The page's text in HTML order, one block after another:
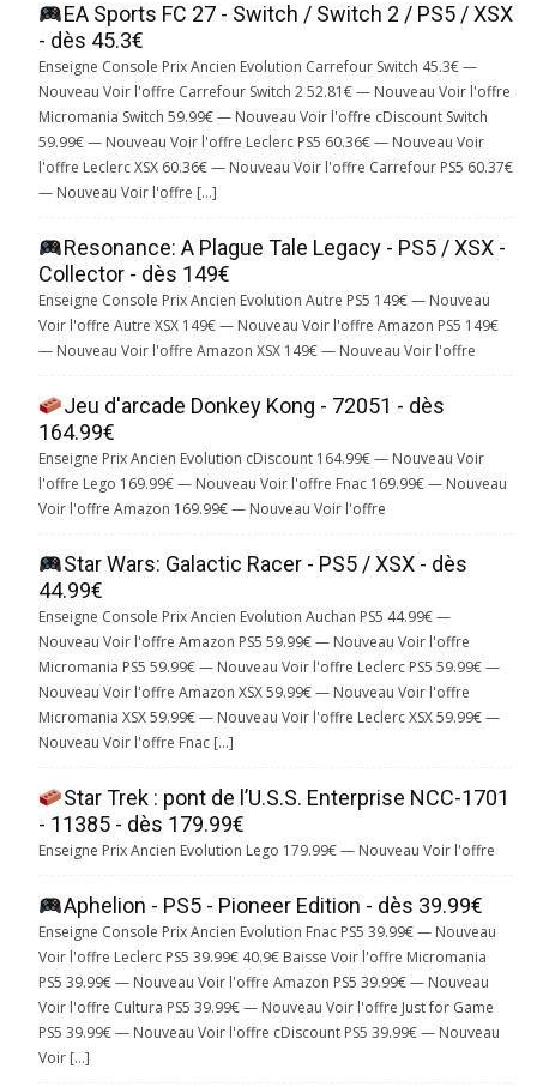
EA Sports FC 27 - Switch / Switch 2 / PS5 / XSX
- dès 45.3€
Enseigne Console Prix Ancien Evolution Carrefour Switch 45.3€ —
Nouveau Voir l'offre Carrefour Switch 2 52.81€ — Nouveau Voir l'offre
Micromania Switch 59.99€ — Nouveau Voir l'offre cDiscount Switch
59.99€ — Nouveau Voir l'offre Leclerc PS5 60.36€ — Nouveau Voir
l'offre Leclerc XSX 60.36€ — Nouveau Voir l'offre Carrefour PS5 60.37€
— Nouveau Voir l'offre […]
Resonance: A Plague Tale Legacy - PS5 / XSX -
Collector - dès 149€
Enseigne Console Prix Ancien Evolution Autre PS5 149€ — Nouveau
Voir l'offre Autre XSX 149€ — Nouveau Voir l'offre Amazon PS5 149€
— Nouveau Voir l'offre Amazon XSX 149€ — Nouveau Voir l'offre
Jeu d'arcade Donkey Kong - 72051 - dès
164.99€
Enseigne Prix Ancien Evolution cDiscount 164.99€ — Nouveau Voir
l'offre Lego 169.99€ — Nouveau Voir l'offre Fnac 169.99€ — Nouveau
Voir l'offre Amazon 169.99€ — Nouveau Voir l'offre
Star Wars: Galactic Racer - PS5 / XSX - dès
44.99€
Enseigne Console Prix Ancien Evolution Auchan PS5 44.99€ —
Nouveau Voir l'offre Amazon PS5 59.99€ — Nouveau Voir l'offre
Micromania PS5 59.99€ — Nouveau Voir l'offre Leclerc PS5 59.99€ —
Nouveau Voir l'offre Amazon XSX 59.99€ — Nouveau Voir l'offre
Micromania XSX 59.99€ — Nouveau Voir l'offre Leclerc XSX 59.99€ —
Nouveau Voir l'offre Fnac […]
Star Trek : pont de l’U.S.S. Enterprise NCC-1701
- 11385 - dès 179.99€
Enseigne Prix Ancien Evolution Lego 179.99€ — Nouveau Voir l'offre
Aphelion - PS5 - Pioneer Edition - dès 39.99€
Enseigne Console Prix Ancien Evolution Fnac PS5 39.99€ — Nouveau
Voir l'offre Leclerc PS5 39.99€ 40.9€ Baisse Voir l'offre Micromania
PS5 39.99€ — Nouveau Voir l'offre Amazon PS5 39.99€ — Nouveau
Voir l'offre Cultura PS5 39.99€ — Nouveau Voir l'offre Just for Game
PS5 39.99€ — Nouveau Voir l'offre cDiscount PS5 39.99€ — Nouveau
Voir […]